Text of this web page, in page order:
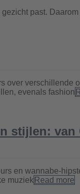
past.
over verschillende
evenals fashion
stijlen: van
en wannabe-
muziek Read more